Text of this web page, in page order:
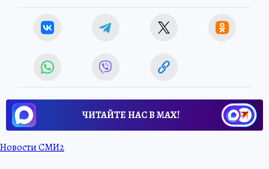
ЧИТАЙТЕ НАС В МАХ!
Новости СМИ2